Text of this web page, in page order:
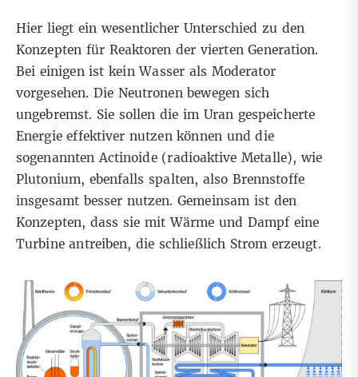
Hier liegt ein wesentlicher Unterschied zu den
Konzepten für Reaktoren der vierten Generation.
Bei einigen ist kein Wasser als Moderator
vorgesehen. Die Neutronen bewegen sich
ungebremst. Sie sollen die im Uran gespeicherte
Energie effektiver nutzen können und die
sogenannten Actinoide (radioaktive Metalle), wie
Plutonium, ebenfalls spalten, also Brennstoffe
insgesamt besser nutzen. Gemeinsam ist den
Konzepten, dass sie mit Wärme und Dampf eine
Turbine antreiben, die schließlich Strom erzeugt.